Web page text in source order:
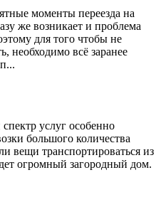
моменты переезда на
же возникает и проблема
для того чтобы не
необходимо всё заранее
услуг особенно
большого количества
вещи транспортироваться из
огромный загородный дом.